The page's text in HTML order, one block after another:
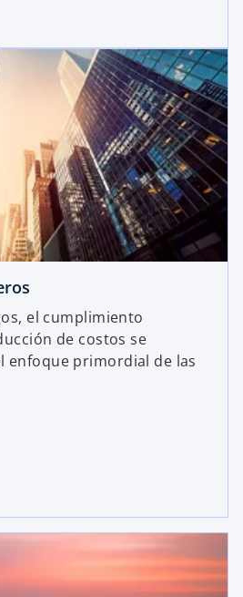
el cumplimiento
de costos se
enfoque primordial de las